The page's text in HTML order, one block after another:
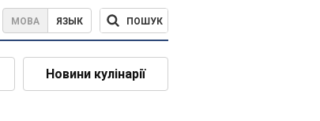
МОВА ЯЗЫК ПОШУК
Новини кулінарії